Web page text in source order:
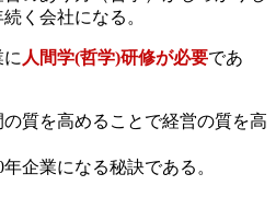
く会社になる。
人間学(哲学)研修が必要であ
質を高めることで経営の質を高
企業になる秘訣である。